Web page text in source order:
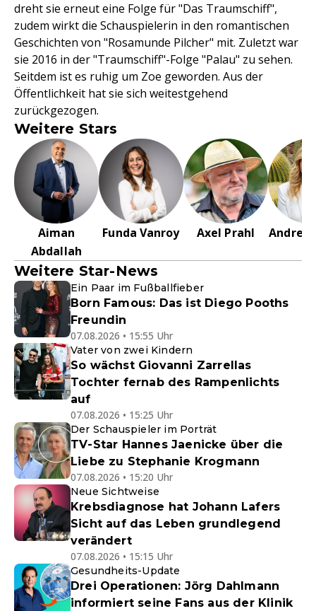
dreht sie erneut eine Folge für "Das Traumschiff",
zudem wirkt die Schauspielerin in den romantischen
Geschichten von "Rosamunde Pilcher" mit. Zuletzt war
sie 2016 in der "Traumschiff"-Folge "Palau" zu sehen.
Seitdem ist es ruhig um Zoe geworden. Aus der
Öffentlichkeit hat sie sich weitestgehend
zurückgezogen.
Weitere Stars
Aiman
Abdallah
Funda Vanroy Axel Prahl Andrea
Weitere Star-News
Ein Paar im Fußballfieber
Born Famous: Das ist Diego Pooths
Freundin
07.08.2026 • 15:55 Uhr
Vater von zwei Kindern
So wächst Giovanni Zarrellas
Tochter fernab des Rampenlichts
auf
07.08.2026 • 15:25 Uhr
Der Schauspieler im Porträt
TV-Star Hannes Jaenicke über die
Liebe zu Stephanie Krogmann
07.08.2026 • 15:20 Uhr
Neue Sichtweise
Krebsdiagnose hat Johann Lafers
Sicht auf das Leben grundlegend
verändert
07.08.2026 • 15:15 Uhr
Gesundheits-Update
Drei Operationen: Jörg Dahlmann
informiert seine Fans aus der Klinik